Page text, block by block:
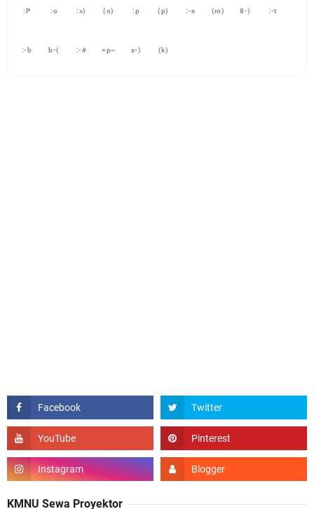
:P :o :>) (o) :p (p) :-s (m) 8-) :-t
:-b b-( :-# =p~ x-) (k)
KMNU Sewa Proyektor